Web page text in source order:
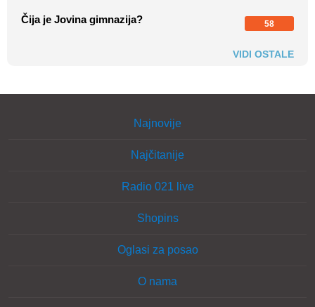
Čija je Jovina gimnazija? 58
VIDI OSTALE
Najnovije
Najčitanije
Radio 021 live
Shopins
Oglasi za posao
O nama